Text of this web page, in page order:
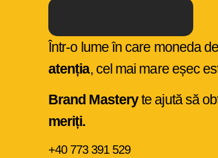
Într-o lume în care moneda
atenția, cel mai mare eșec
Brand Masteryte ajută să
meriți.
+40 773 391 529